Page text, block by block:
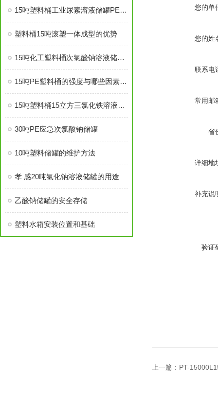
15吨塑料桶工业尿素溶液储罐PE材质
塑料桶15吨滚塑一体成型的优势
15吨化工塑料桶次氯酸钠溶液储存罐
15吨PE塑料桶的强度与哪些因素有关
15吨塑料桶15立方三氯化铁溶液储罐PE材质
30吨PE应急次氯酸钠储罐
10吨塑料储罐的维护方法
孝 感20吨氯化钠溶液储罐的用途
乙酸钠储罐的安全存储
塑料水箱安装位置和基础
您的单
您的姓
联系电
常用邮
省
详细地
补充说
验证
上一篇： PT-